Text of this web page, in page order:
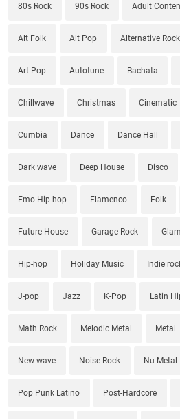
80s Rock 90s Rock Adult
Alt Folk Alt Pop Alternative Rock
Art Pop Autotune Bachata
Chillwave Christmas Cinematic
Cumbia Dance Dance Hall
Dark wave Deep House Disco
Emo Hip-hop Flamenco Folk
Future House Garage Rock Glam
Hip-hop Holiday Music Indie
J-pop Jazz K-Pop Latin
Math Rock Melodic Metal Metal
New wave Noise Rock Nu Metal
Pop Punk Latino Post-Hardcore